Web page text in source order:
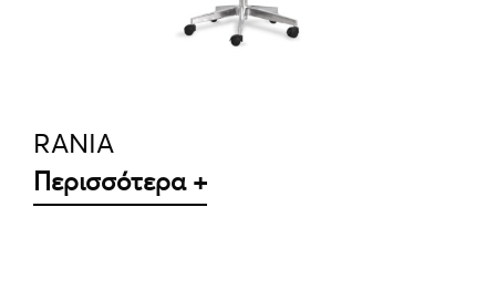
RANIA
Περισσότερα +